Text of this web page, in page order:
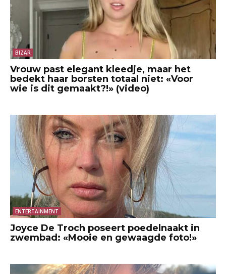
BIZAR
Vrouw past elegant kleedje, maar het
bedekt haar borsten totaal niet: «Voor
wie is dit gemaakt?!» (video)
ENTERTAINMENT
Joyce De Troch poseert poedelnaakt in
zwembad: «Mooie en gewaagde foto!»